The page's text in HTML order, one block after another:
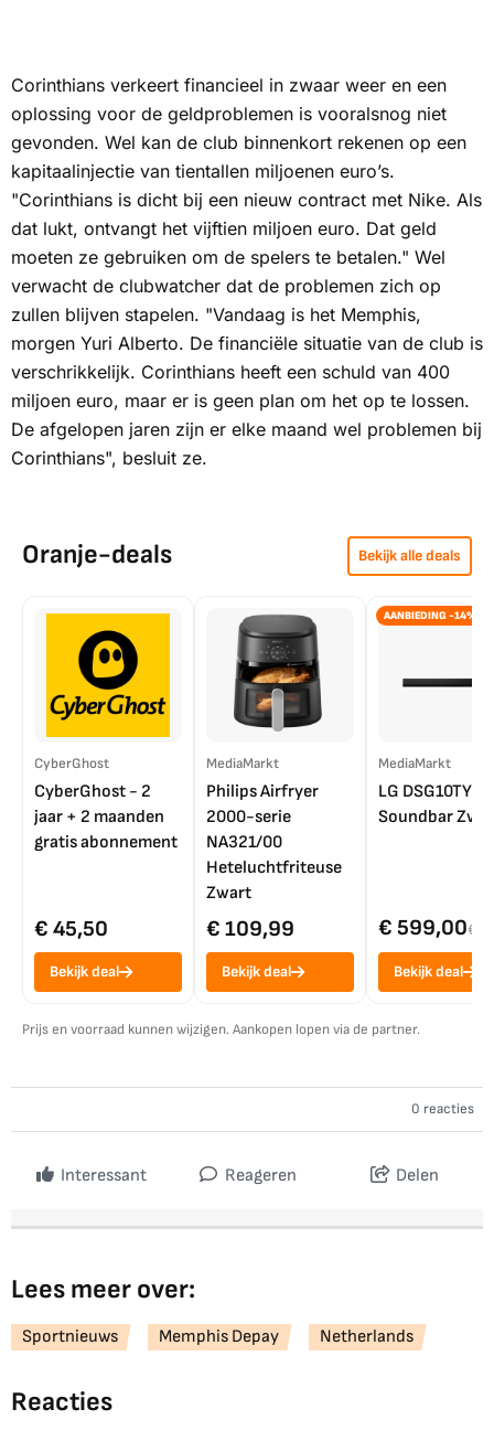
Corinthians verkeert financieel in zwaar weer en een
oplossing voor de geldproblemen is vooralsnog niet
gevonden. Wel kan de club binnenkort rekenen op een
kapitaalinjectie van tientallen miljoenen euro’s.
"Corinthians is dicht bij een nieuw contract met Nike. Als
dat lukt, ontvangt het vijftien miljoen euro. Dat geld
moeten ze gebruiken om de spelers te betalen." Wel
verwacht de clubwatcher dat de problemen zich op
zullen blijven stapelen. "Vandaag is het Memphis,
morgen Yuri Alberto. De financiële situatie van de club is
verschrikkelijk. Corinthians heeft een schuld van 400
miljoen euro, maar er is geen plan om het op te lossen.
De afgelopen jaren zijn er elke maand wel problemen bij
Corinthians", besluit ze.
Oranje-deals Bekijk alle deals
CyberGhost
CyberGhost - 2
jaar + 2 maanden
gratis abonnement
€ 45,50
Bekijk deal
MediaMarkt
Philips Airfryer
2000-serie
NA321/00
Heteluchtfriteuse
Zwart
€ 109,99
Bekijk deal
AANBIEDING -14%
MediaMarkt
LG DSG10TY
Soundbar
€ 599,00€
Bekijk deal
Prijs en voorraad kunnen wijzigen. Aankopen lopen via de partner.
0 reacties
Interessant Reageren Delen
Lees meer over:
Sportnieuws Memphis Depay Netherlands
Reacties